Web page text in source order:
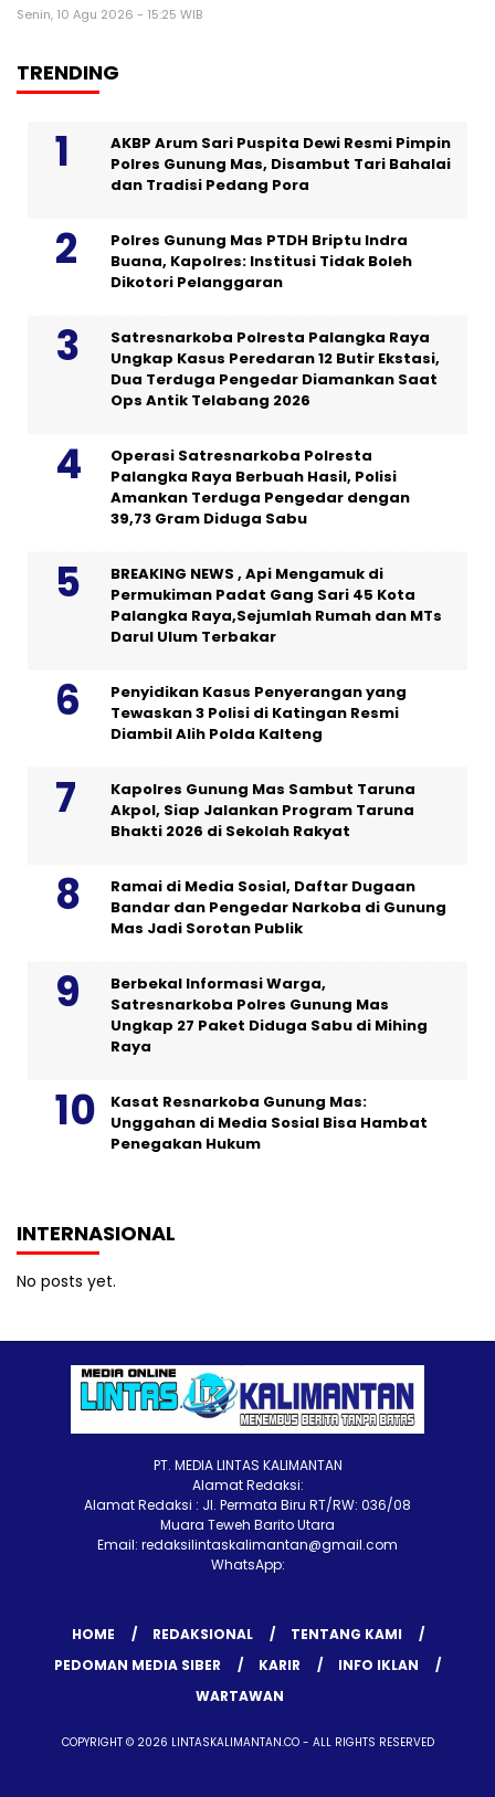
Senin, 10 Agu 2026 - 15:25 WIB
TRENDING
AKBP Arum Sari Puspita Dewi Resmi Pimpin
Polres Gunung Mas, Disambut Tari Bahalai
dan Tradisi Pedang Pora
Polres Gunung Mas PTDH Briptu Indra
Buana, Kapolres: Institusi Tidak Boleh
Dikotori Pelanggaran
Satresnarkoba Polresta Palangka Raya
Ungkap Kasus Peredaran 12 Butir Ekstasi,
Dua Terduga Pengedar Diamankan Saat
Ops Antik Telabang 2026
Operasi Satresnarkoba Polresta
Palangka Raya Berbuah Hasil, Polisi
Amankan Terduga Pengedar dengan
39,73 Gram Diduga Sabu
BREAKING NEWS , Api Mengamuk di
Permukiman Padat Gang Sari 45 Kota
Palangka Raya,Sejumlah Rumah dan MTs
Darul Ulum Terbakar
Penyidikan Kasus Penyerangan yang
Tewaskan 3 Polisi di Katingan Resmi
Diambil Alih Polda Kalteng
Kapolres Gunung Mas Sambut Taruna
Akpol, Siap Jalankan Program Taruna
Bhakti 2026 di Sekolah Rakyat
Ramai di Media Sosial, Daftar Dugaan
Bandar dan Pengedar Narkoba di Gunung
Mas Jadi Sorotan Publik
Berbekal Informasi Warga,
Satresnarkoba Polres Gunung Mas
Ungkap 27 Paket Diduga Sabu di Mihing
Raya
Kasat Resnarkoba Gunung Mas:
Unggahan di Media Sosial Bisa Hambat
Penegakan Hukum
INTERNASIONAL
No posts yet.
PT. MEDIA LINTAS KALIMANTAN
Alamat Redaksi:
Alamat Redaksi : Jl. Permata Biru RT/RW: 036/08
Muara Teweh Barito Utara
Email: redaksilintaskalimantan@gmail.com
WhatsApp:
HOME REDAKSIONAL
TENTANG KAMI
PEDOMAN MEDIA SIBER
KARIR
INFO IKLAN
WARTAWAN
COPYRIGHT © 2026 LINTASKALIMANTAN.CO - ALL RIGHTS RESERVED